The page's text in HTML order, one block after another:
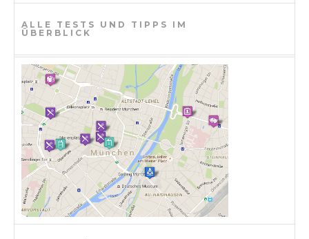
ALLE TESTS UND TIPPS IM
ÜBERBLICK